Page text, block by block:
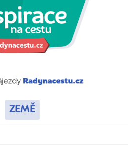
Radynacestu.cz
ZEMĚ